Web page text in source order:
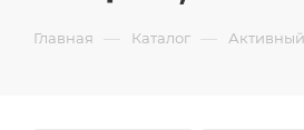
Главная — Каталог —